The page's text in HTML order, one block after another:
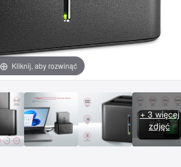
Kliknij, aby rozwinąć
+ 3 więcej
zdjęć